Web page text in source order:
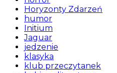
Horyzonty Zdarzeń
humor
Initium
Jaguar
jedzenie
klasyka
klub przeczytanek